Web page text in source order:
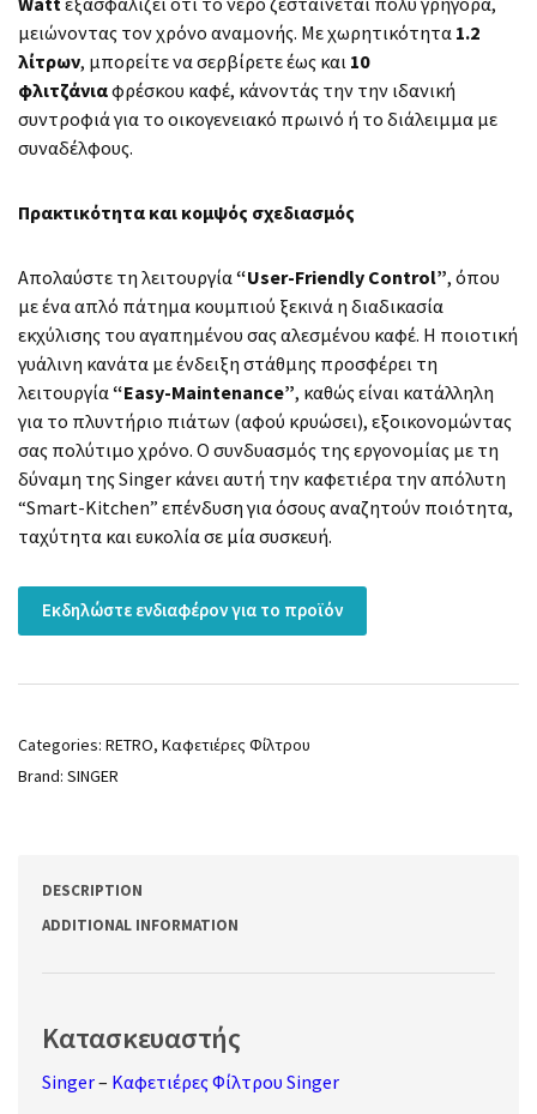
μειώνοντας τον χρόνο αναμονής. Με χωρητικότητα 1.2
λίτρων, μπορείτε να σερβίρετε έως και 10
φλιτζάνιαφρέσκου καφέ, κάνοντάς την την ιδανική
συντροφιά για το οικογενειακό πρωινό ή το διάλειμμα με
συναδέλφους.
Πρακτικότητα και κομψός σχεδιασμός
Απολαύστε τη λειτουργία “User-Friendly Control”, όπου
με ένα απλό πάτημα κουμπιού ξεκινά η διαδικασία
εκχύλισης του αγαπημένου σας αλεσμένου καφέ. Η ποιοτική
γυάλινη κανάτα με ένδειξη στάθμης προσφέρει τη
λειτουργία “Easy-Maintenance”, καθώς είναι κατάλληλη
για το πλυντήριο πιάτων (αφού κρυώσει), εξοικονομώντας
σας πολύτιμο χρόνο. Ο συνδυασμός της εργονομίας με τη
δύναμη της Singer κάνει αυτή την καφετιέρα την απόλυτη
“Smart-Kitchen” επένδυση για όσους αναζητούν ποιότητα,
ταχύτητα και ευκολία σε μία συσκευή.
Εκδηλώστε ενδιαφέρον για το προϊόν
Categories: RETRO, Καφετιέρες Φίλτρου
Brand: SINGER
DESCRIPTION
ADDITIONAL INFORMATION
Κατασκευαστής
Singer– Καφετιέρες Φίλτρου Singer